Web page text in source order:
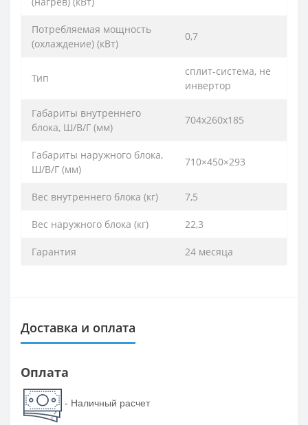
Потребляемая мощность
(охлаждение) (кВт)
0,7
Тип
сплит-система, не
инвертор
Габариты внутреннего
блока, Ш/В/Г (мм)
704х260х185
Габариты наружного блока,
Ш/В/Г (мм)
710×450×293
Вес внутреннего блока (кг) 7,5
Вес наружного блока (кг) 22,3
Гарантия 24 месяца
Доставка и оплата
Оплата
- Наличный расчет